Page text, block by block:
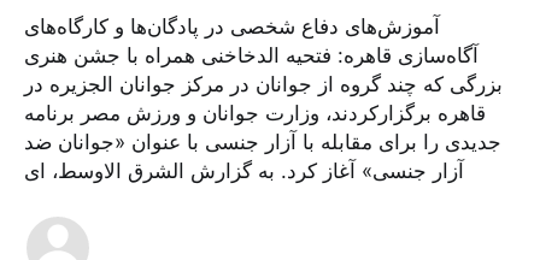
آموزش‌های دفاع شخصی در پادگان‌ها و کارگاه‌های
آگاه‌سازی قاهره: فتحیه الدخاخنی همراه با جشن هنری
بزرگی که چند گروه از جوانان در مرکز جوانان الجزیره در
قاهره برگزارکردند، وزارت جوانان و ورزش مصر برنامه
جدیدی را برای مقابله با آزار جنسی با عنوان «جوانان ضد
آزار جنسی» آغاز کرد. به گزارش الشرق الاوسط، ای